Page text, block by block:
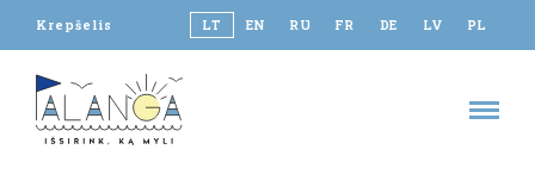
Krepšelis LT EN RU FR DE LV PL